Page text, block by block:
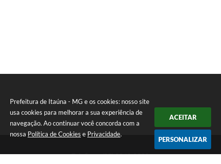
Prefeitura de Itaúna - MG e os cookies: nosso site
usa cookies para melhorar a sua experiência de
navegação. Ao continuar você concorda com a
nossa Política de Cookies e Privacidade.
ACEITAR
PERSONALIZAR
Telefone: (37) 3249-9500